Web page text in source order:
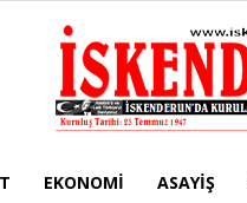
EKONOMI ASAYIŞ